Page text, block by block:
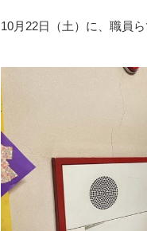
10月22日（土）に、職員